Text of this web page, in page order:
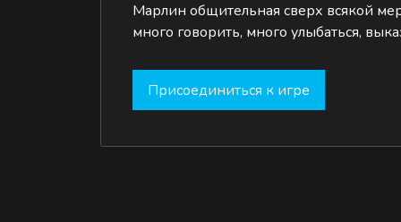
Марлин общительная сверх всякой
много говорить, много улыбаться,
Присоединиться к игре